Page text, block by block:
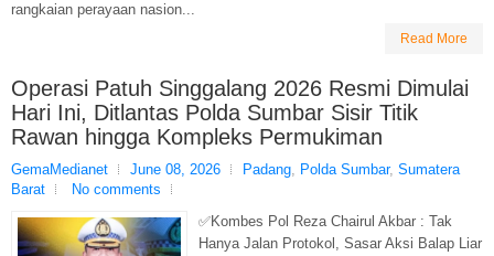
rangkaian perayaan nasion...
Read More
Operasi Patuh Singgalang 2026 Resmi Dimulai
Hari Ini, Ditlantas Polda Sumbar Sisir Titik
Rawan hingga Kompleks Permukiman
GemaMedianet June 08, 2026 Padang, Polda Sumbar, Sumatera
Barat
No comments
✅Kombes Pol Reza Chairul Akbar : Tak
Hanya Jalan Protokol, Sasar Aksi Balap Liar